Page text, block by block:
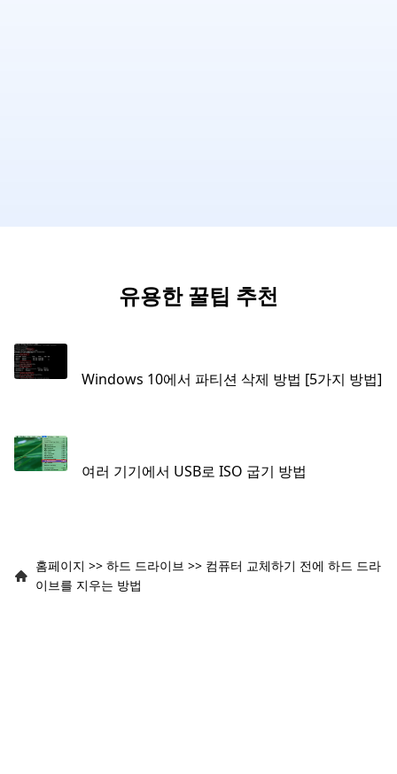
유용한 꿀팁 추천
Windows 10에서 파티션 삭제 방법 [5가지 방법]
여러 기기에서 USB로 ISO 굽기 방법
홈페이지 >> 하드 드라이브 >> 컴퓨터 교체하기 전에 하드 드라
이브를 지우는 방법